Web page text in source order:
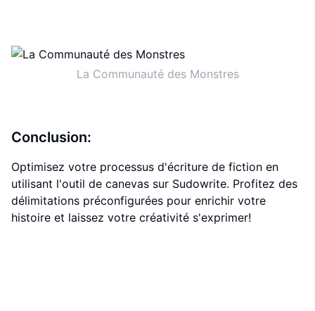
La Communauté des Monstres
Conclusion:
Optimisez votre processus d'écriture de fiction en
utilisant l'outil de canevas sur Sudowrite. Profitez des
délimitations préconfigurées pour enrichir votre
histoire et laissez votre créativité s'exprimer!